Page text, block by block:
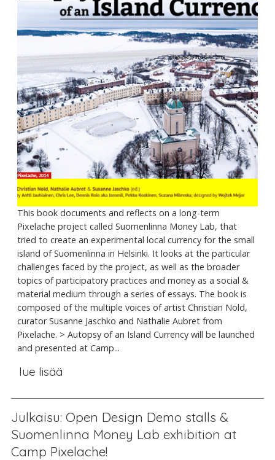
This book documents and reflects on a long-term
Pixelache project called Suomenlinna Money Lab, that
tried to create an experimental local currency for the small
island of Suomenlinna in Helsinki. It looks at the particular
challenges faced by the project, as well as the broader
topics of participatory practices and money as a social &
material medium through a series of essays. The book is
composed of the multiple voices of artist Christian Nold,
curator Susanne Jaschko and Nathalie Aubret from
Pixelache. > Autopsy of an Island Currency will be launched
and presented at Camp...
lue lisää
Julkaisu: Open Design Demo stalls &
Suomenlinna Money Lab exhibition at
Camp Pixelache!